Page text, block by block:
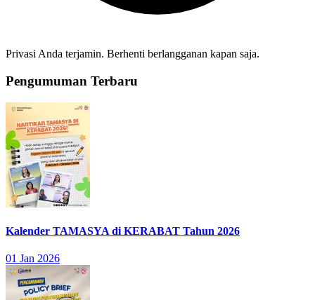
Privasi Anda terjamin. Berhenti berlangganan kapan saja.
Pengumuman Terbaru
Kalender TAMASYA di KERABAT Tahun 2026
01 Jan 2026